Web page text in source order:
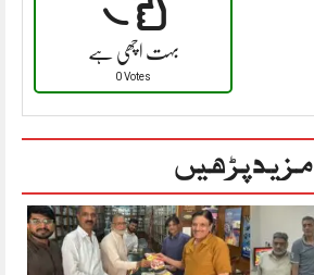
بہت اچھی ہے
0 Votes
مزید پڑھیں